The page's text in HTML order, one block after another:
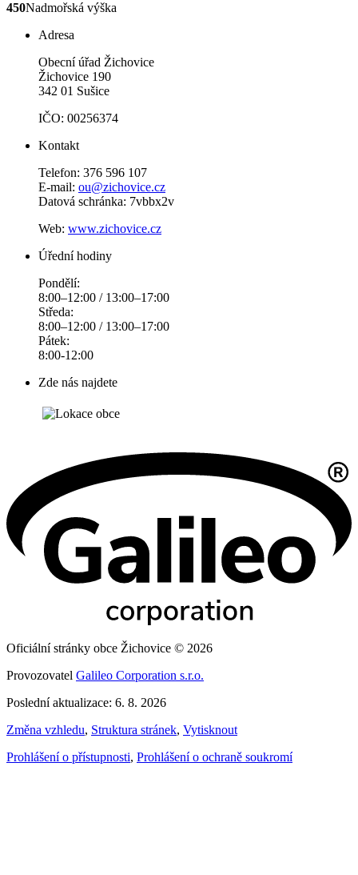
450Nadmořská výška
Adresa
Obecní úřad Žichovice
Žichovice 190
342 01 Sušice
IČO: 00256374
Kontakt
Telefon: 376 596 107
E-mail: ou@zichovice.cz
Datová schránka: 7vbbx2v
Web: www.zichovice.cz
Úřední hodiny
Pondělí:
8:00–12:00 / 13:00–17:00
Středa:
8:00–12:00 / 13:00–17:00
Pátek:
8:00-12:00
Zde nás najdete
Oficiální stránky obce Žichovice © 2026
Provozovatel Galileo Corporation s.r.o.
Poslední aktualizace: 6. 8. 2026
Změna vzhledu, Struktura stránek, Vytisknout
Prohlášení o přístupnosti, Prohlášení o ochraně soukromí